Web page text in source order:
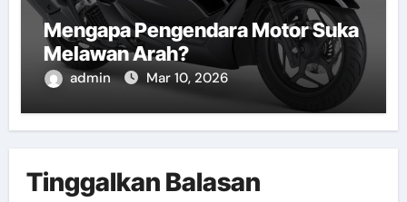
Mengapa Pengendara Motor Suka
Melawan Arah?
admin Mar 10, 2026
Tinggalkan Balasan